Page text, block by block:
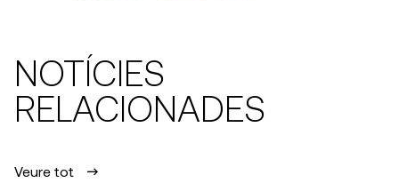
NOTÍCIES
RELACIONADES
Veure tot